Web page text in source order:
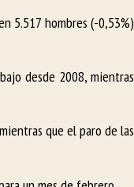
5.517 hombres (-0,53%)
desde 2008, mientras
que el paro de las